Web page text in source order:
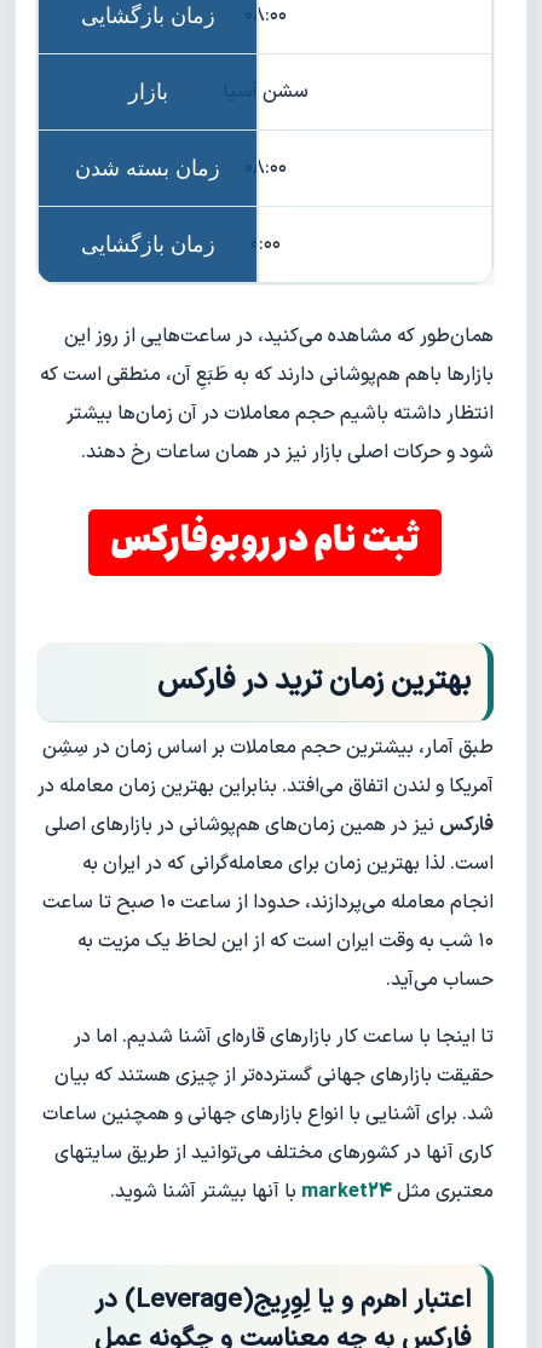
۰۸:۰۰
سشن آسیا
۰۸:۰۰
۰:۰۰
همان‌طور که مشاهده می‌کنید، در ساعت‌هایی از روز این
بازارها باهم هم‌پوشانی دارند که به طَبَعِ آن، منطقی است که
انتظار داشته باشیم حجم معاملات در آن زمان‌ها بیشتر
‌شود و حرکات اصلی بازار نیز در همان ساعات رخ دهند.
ثبت نام در روبوفارکس
بهترین زمان ترید در فارکس
طبق آمار، بیشترین حجم معاملات بر اساس زمان در سِشِن
آمریکا و لندن اتفاق می‌افتد. بنابراین بهترین زمان معامله در
فارکس نیز در همین زمان‌های هم‌پوشانی در بازارهای اصلی
است. لذا بهترین زمان برای معامله‌گرانی که در ایران به
انجام معامله می‌پردازند، حدودا از ساعت ۱۰ صبح تا ساعت
۱۰ شب به وقت ایران است که از این لحاظ یک مزیت به
حساب می‌آید.
تا اینجا با ساعت کار بازارهای قاره‌ای آشنا شدیم. اما در
حقیقت بازارهای جهانی گسترده‌تر از چیزی هستند که بیان
شد. برای آشنایی با انواع بازارهای جهانی و همچنین ساعات
کاری آنها در کشورهای مختلف می‌توانید از طریق سایتهای
معتبری مثلmarket24 با آنها بیشتر آشنا شوید.
اعتبار اهرم و یا لِوِرِیج(Leverage) در
فارکس به چه معناست و چگونه عمل